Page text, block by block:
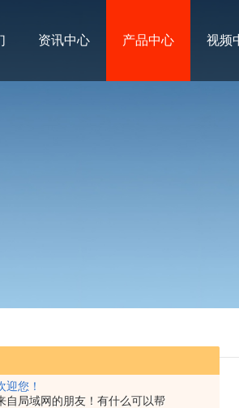
迎您！
自局域网的朋友！有什么可以帮
资讯中心 产品中心 视频